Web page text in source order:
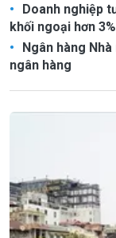
Doanh nghiệp
khối ngoại hơn 3%
Ngân hàng
ngân hàng